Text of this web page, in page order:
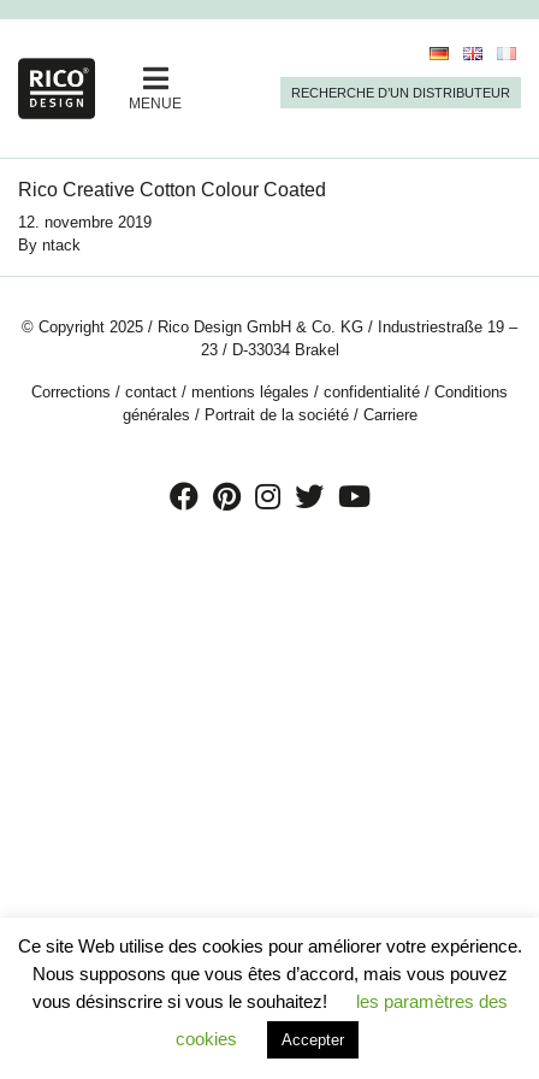
MENUE
RECHERCHE D’UN DISTRIBUTEUR
Rico Creative Cotton Colour Coated
12. novembre 2019
By ntack
© Copyright 2025 / Rico Design GmbH & Co. KG / Industriestraße 19 –
23 / D-33034 Brakel
Corrections / contact / mentions légales / confidentialité / Conditions
générales / Portrait de la société/ Carriere
Ce site Web utilise des cookies pour améliorer votre expérience.
Nous supposons que vous êtes d’accord, mais vous pouvez
vous désinscrire si vous le souhaitez!
les paramètres des
cookies
Accepter